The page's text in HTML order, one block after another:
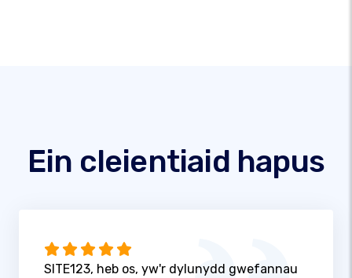
Ein cleientiaid hapus
SITE123, heb os, yw'r dylunydd gwefannau